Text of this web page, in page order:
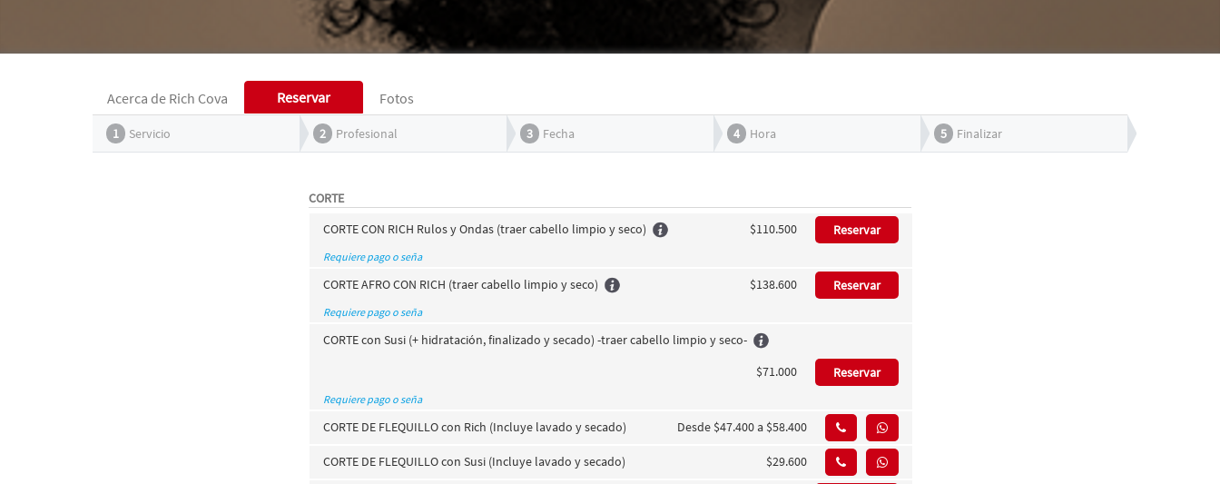
Acerca de Rich Cova Reservar Fotos
1 Servicio 2 Profesional 3 Fecha 4 Hora 5 Finalizar
CORTE
CORTE CON RICH Rulos y Ondas (traer cabello limpio y seco)
$110.500 Reservar
Requiere pago o seña
CORTE AFRO CON RICH (traer cabello limpio y seco) $138.600 Reservar
Requiere pago o seña
CORTE con Susi (+ hidratación, finalizado y secado) -traer cabello limpio y seco-
$71.000
Reservar
Requiere pago o seña
CORTE DE FLEQUILLO con Rich (Incluye lavado y secado) Desde $47.400 a $58.400
CORTE DE FLEQUILLO con Susi (Incluye lavado y secado) $29.600